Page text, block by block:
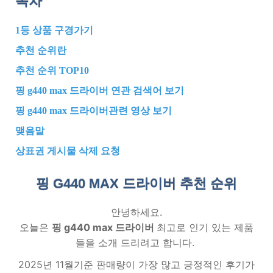
1등 상품 구경가기
추천 순위란
추천 순위 TOP10
핑 g440 max 드라이버 연관 검색어 보기
핑 g440 max 드라이버관련 영상 보기
맺음말
상표권 게시물 삭제 요청
핑 G440 MAX 드라이버 추천 순위
안녕하세요.
오늘은 핑 g440 max 드라이버 최고로 인기 있는 제품
들을 소개 드리려고 합니다.
2025년 11월기준 판매량이 가장 많고 긍정적인 후기가